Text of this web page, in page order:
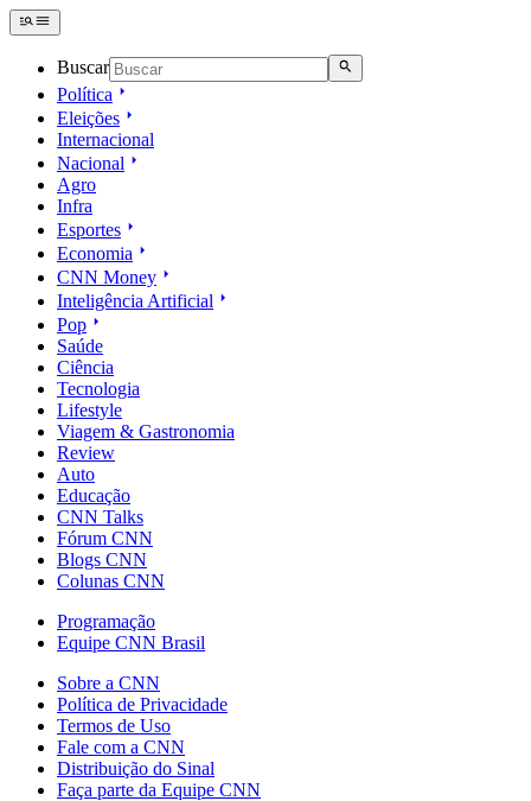
Buscar
Política
Eleições
Internacional
Nacional
Agro
Infra
Esportes
Economia
CNN Money
Inteligência Artificial
Pop
Saúde
Ciência
Tecnologia
Lifestyle
Viagem & Gastronomia
Review
Auto
Educação
CNN Talks
Fórum CNN
Blogs CNN
Colunas CNN
Programação
Equipe CNN Brasil
Sobre a CNN
Política de Privacidade
Termos de Uso
Fale com a CNN
Distribuição do Sinal
Faça parte da Equipe CNN